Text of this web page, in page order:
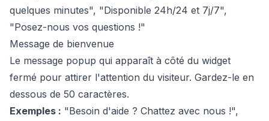
quelques minutes", "Disponible 24h/24 et 7j/7",
"Posez-nous vos questions !"
Message de bienvenue
Le message popup qui apparaît à côté du widget
fermé pour attirer l'attention du visiteur. Gardez-le en
dessous de 50 caractères.
Exemples : "Besoin d'aide ? Chattez avec nous !",